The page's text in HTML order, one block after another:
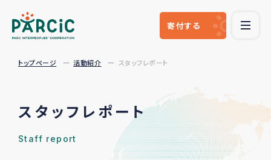
寄付する
トップページ 活動紹介 スタッフレポート
スタッフレポート
Staff report